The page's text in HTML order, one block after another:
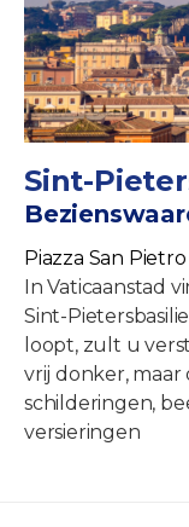
Sint-
Piazza San Pietro
In Vaticaanstad
Sint-
loopt, zult u
vrij donker,
schilderingen,
versieringen